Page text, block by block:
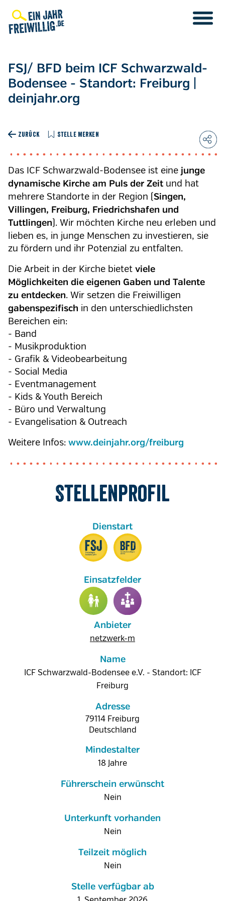
zum
Inhalt
FSJ/ BFD beim ICF Schwarzwald-
Bodensee - Standort: Freiburg |
deinjahr.org
ZURÜCK STELLE MERKEN
Das ICF Schwarzwald-Bodensee ist eine junge
dynamische Kirche am Puls der Zeit und hat
mehrere Standorte in der Region (Singen,
Villingen, Freiburg, Friedrichshafen und
Tuttlingen). Wir möchten Kirche neu erleben und
lieben es, in junge Menschen zu investieren, sie
zu fördern und ihr Potenzial zu entfalten.
Die Arbeit in der Kirche bietet viele
Möglichkeiten die eigenen Gaben und Talente
zu entdecken. Wir setzen die Freiwilligen
gabenspezifisch in den unterschiedlichsten
Bereichen ein:
- Band
- Musikproduktion
- Grafik & Videobearbeitung
- Social Media
- Eventmanagement
- Kids & Youth Bereich
- Büro und Verwaltung
- Evangelisation & Outreach
Weitere Infos: www.deinjahr.org/freiburg
Stellenprofil
Anbieter
netzwerk-m
Name
ICF Schwarzwald-Bodensee e.V. - Standort: ICF
Freiburg
Adresse
79114 Freiburg
Deutschland
Mindestalter
18 Jahre
Führerschein erwünscht
Nein
Unterkunft vorhanden
Nein
Teilzeit möglich
Nein
Stelle verfügbar ab